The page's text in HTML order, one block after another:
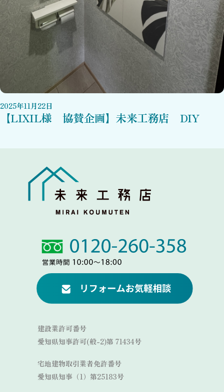
2025年11月22日
【LIXIL様 協賛企画】未来工務店 DIY
Link
Link
建設業許可番号
愛知県知事許可(般-2)第 71434号
宅地建物取引業者免許番号
愛知県知事（1）第25183号